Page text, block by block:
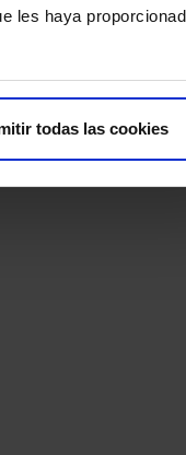
les haya
todas las cookies